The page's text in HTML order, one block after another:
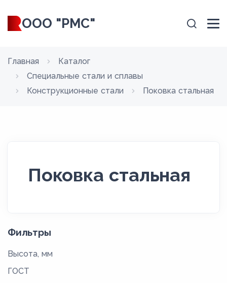
ООО "РМС"
Главная
Каталог
Специальные стали и сплавы
Конструкционные стали
Поковка стальная
Поковка стальная
Фильтры
Высота, мм
ГОСТ